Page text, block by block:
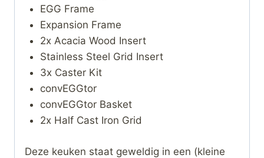
EGG Frame
Expansion Frame
2x Acacia Wood Insert
Stainless Steel Grid Insert
3x Caster Kit
convEGGtor
convEGGtor Basket
2x Half Cast Iron Grid
Deze keuken staat geweldig in een (kleine